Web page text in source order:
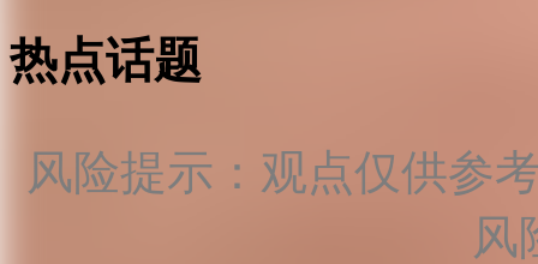
热点话题
风险提示：观点仅供参
风